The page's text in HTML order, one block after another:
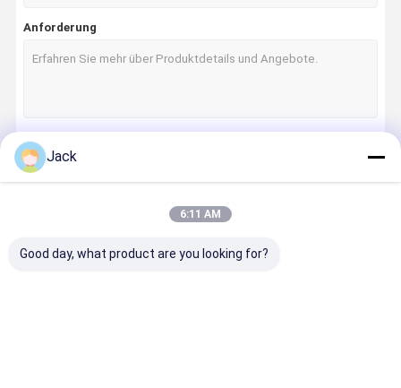
Anforderung
Jack
6:11 AM
Good day, what product are you looking for?